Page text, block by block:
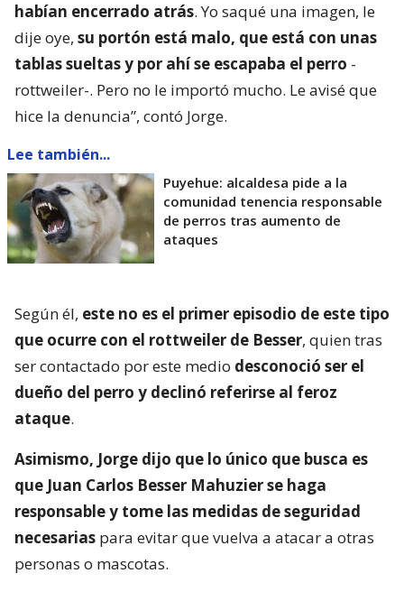
habían encerrado atrás. Yo saqué una imagen, le
dije oye, su portón está malo, que está con unas
tablas sueltas y por ahí se escapaba el perro -
rottweiler-. Pero no le importó mucho. Le avisé que
hice la denuncia”, contó Jorge.
Lee también...
Puyehue: alcaldesa pide a la
comunidad tenencia responsable
de perros tras aumento de
ataques
Según él, este no es el primer episodio de este tipo
que ocurre con el rottweiler de Besser, quien tras
ser contactado por este medio desconoció ser el
dueño del perro y declinó referirse al feroz
ataque.
Asimismo, Jorge dijo que lo único que busca es
que Juan Carlos Besser Mahuzier se haga
responsable y tome las medidas de seguridad
necesarias para evitar que vuelva a atacar a otras
personas o mascotas.